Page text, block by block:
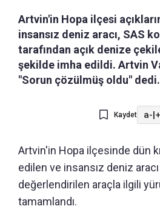
Artvin'in Hopa ilçesi
insansız deniz aracı, SAS
tarafından açık denize
şekilde imha edildi. Artvin
"Sorun çözülmüş oldu" dedi.
Kaydet a-|
Artvin'in Hopa ilçesinde dün
edilen ve insansız deniz
değerlendirilen araçla ilgili
tamamlandı.